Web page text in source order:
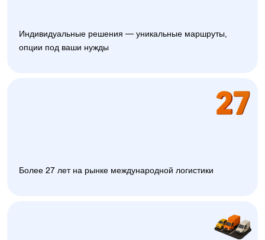
Индивидуальные решения — уникальные маршруты,
опции под ваши нужды
Более 27 лет на рынке международной логистики